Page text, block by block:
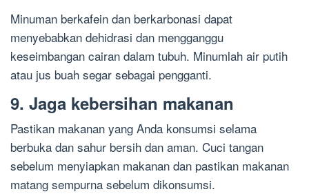
Minuman berkafein dan berkarbonasi dapat
menyebabkan dehidrasi dan mengganggu
keseimbangan cairan dalam tubuh. Minumlah air putih
atau jus buah segar sebagai pengganti.
9. Jaga kebersihan makanan
Pastikan makanan yang Anda konsumsi selama
berbuka dan sahur bersih dan aman. Cuci tangan
sebelum menyiapkan makanan dan pastikan makanan
matang sempurna sebelum dikonsumsi.